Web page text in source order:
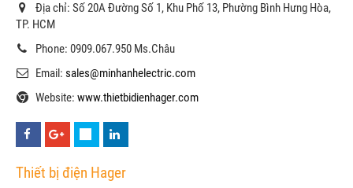
Địa chỉ: Số 20A Đường Số 1, Khu Phố 13, Phường Bình Hưng Hòa,
TP. HCM
Phone: 0909.067.950 Ms.Châu
Email: sales@minhanhelectric.com
Website: www.thietbidienhager.com
Thiết bị điện Hager